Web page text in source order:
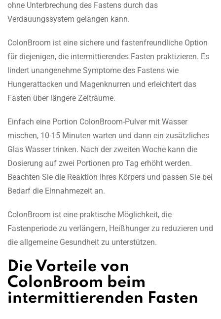
ohne Unterbrechung des Fastens durch das
Verdauungssystem gelangen kann.
ColonBroom ist eine sichere und fastenfreundliche Option
für diejenigen, die intermittierendes Fasten praktizieren. Es
lindert unangenehme Symptome des Fastens wie
Hungerattacken und Magenknurren und erleichtert das
Fasten über längere Zeiträume.
Einfach eine Portion ColonBroom-Pulver mit Wasser
mischen, 10-15 Minuten warten und dann ein zusätzliches
Glas Wasser trinken. Nach der zweiten Woche kann die
Dosierung auf zwei Portionen pro Tag erhöht werden.
Beachten Sie die Reaktion Ihres Körpers und passen Sie bei
Bedarf die Einnahmezeit an.
ColonBroom ist eine praktische Möglichkeit, die
Fastenperiode zu verlängern, Heißhunger zu reduzieren und
die allgemeine Gesundheit zu unterstützen.
Die Vorteile von
ColonBroom beim
intermittierenden Fasten